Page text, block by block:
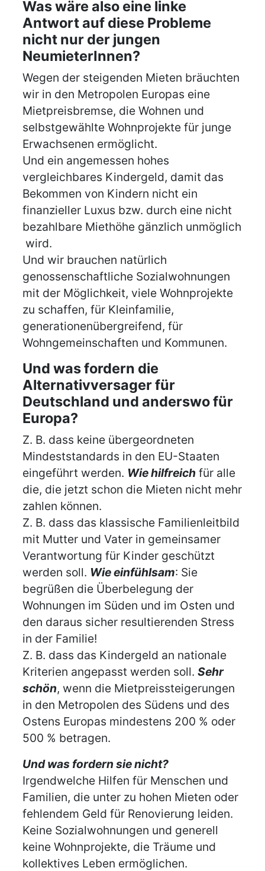
Was wäre also eine linke
Antwort auf diese Probleme
nicht nur der jungen
NeumieterInnen?
Wegen der steigenden Mieten bräuchten
wir in den Metropolen Europas eine
Mietpreisbremse, die Wohnen und
selbstgewählte Wohnprojekte für junge
Erwachsenen ermöglicht.
Und ein angemessen hohes
vergleichbares Kindergeld, damit das
Bekommen von Kindern nicht ein
finanzieller Luxus bzw. durch eine nicht
bezahlbare Miethöhe gänzlich unmöglich
wird.
Und wir brauchen natürlich
genossenschaftliche Sozialwohnungen
mit der Möglichkeit, viele Wohnprojekte
zu schaffen, für Kleinfamilie,
generationenübergreifend, für
Wohngemeinschaften und Kommunen.
Und was fordern die
Alternativversager für
Deutschland und anderswo für
Europa?
Z. B. dass keine übergeordneten
Mindeststandards in den EU-Staaten
eingeführt werden. Wie hilfreich für alle
die, die jetzt schon die Mieten nicht mehr
zahlen können.
Z. B. dass das klassische Familienleitbild
mit Mutter und Vater in gemeinsamer
Verantwortung für Kinder geschützt
werden soll. Wie einfühlsam: Sie
begrüßen die Überbelegung der
Wohnungen im Süden und im Osten und
den daraus sicher resultierenden Stress
in der Familie!
Z. B. dass das Kindergeld an nationale
Kriterien angepasst werden soll.Sehr
schön, wenn die Mietpreissteigerungen
in den Metropolen des Südens und des
Ostens Europas mindestens 200 % oder
500 % betragen.
Und was fordern sie nicht?
Irgendwelche Hilfen für Menschen und
Familien, die unter zu hohen Mieten oder
fehlendem Geld für Renovierung leiden.
Keine Sozialwohnungen und generell
keine Wohnprojekte, die Träume und
kollektives Leben ermöglichen.